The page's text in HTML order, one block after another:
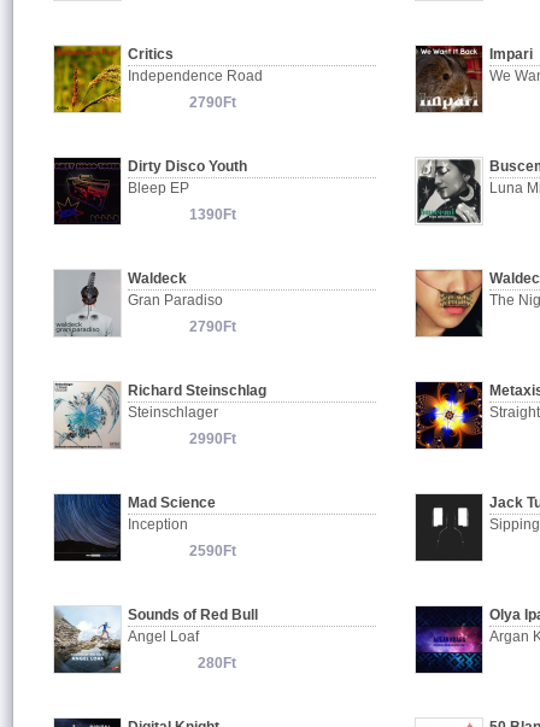
Critics
Independence Road
2790Ft
Impari
We
Dirty Disco Youth
Bleep EP
1390Ft
Luna
Waldeck
Gran Paradiso
2790Ft
The
Richard Steinschlag
Steinschlager
2990Ft
Mad Science
Inception
2590Ft
Jack
Sounds of Red Bull
Angel Loaf
280Ft
Argan